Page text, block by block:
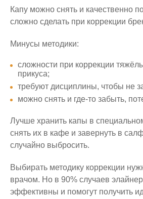
Капу можно снять и качественно
сложно сделать при коррекции
Минусы методики:
сложности при коррекции
прикуса;
требуют дисциплины, чтобы не
можно снять и где-то забыть,
Лучше хранить капы в
снять их в кафе и завернуть в
случайно выбросить.
Выбирать методику коррекции
врачом. Но в 90% случаев
эффективны и помогут получить